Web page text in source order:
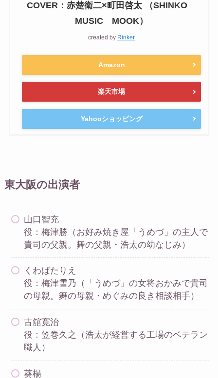
COVER：赤楚衛二×町田啓太 （SHINKO
MUSIC MOOK）
created by Rinker
Amazon
楽天市場
Yahooショッピング
東大阪の出演者
山口智充
役：梅津勝（お好み焼き屋「うめづ」の主人で
貴司の父親。舞の父親・浩太の幼なじみ）
くわばたりえ
役：梅津雪乃（「うめづ」の女将おかみで貴司
の母親。舞の母親・めぐみの良き相談相手）
古舘寛治
役：笠巻久之（浩太が経営する工場のベテラン
職人）
葵楊